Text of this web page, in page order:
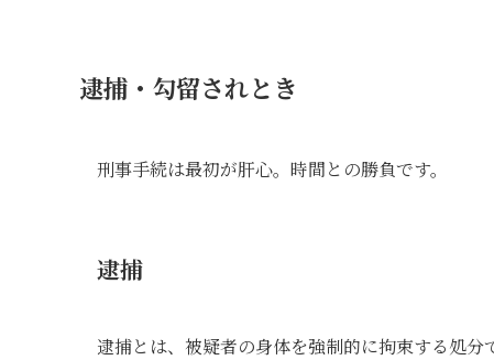
逮捕・勾留されとき
刑事手続は最初が肝心。時間との勝負です。
逮捕
逮捕とは、被疑者の身体を強制的に拘束する処